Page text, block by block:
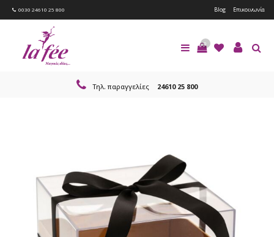
0030 24610 25 800 Blog Επικοινωνία
0
Τηλ. παραγγελίες 24610 25 800